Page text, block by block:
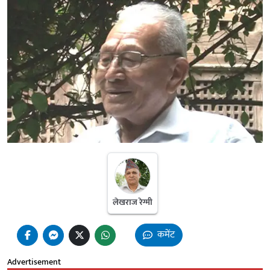
लेखराज रेग्मी
कमेंट
Advertisement